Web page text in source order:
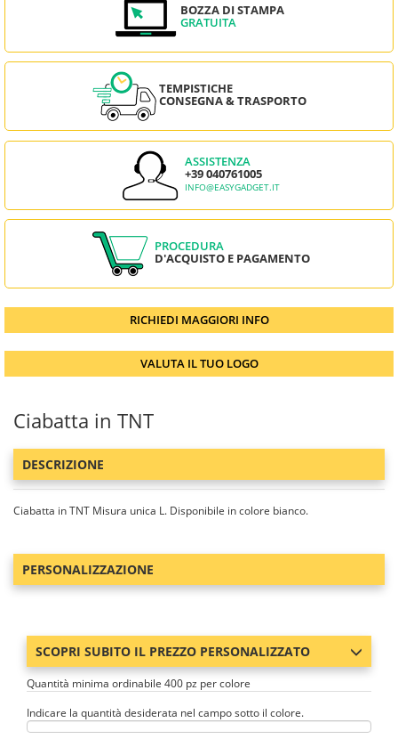
BOZZA DI STAMPA
GRATUITA
TEMPISTICHE
CONSEGNA & TRASPORTO
ASSISTENZA
+39 040761005
INFO@EASYGADGET.IT
PROCEDURA
D'ACQUISTO E PAGAMENTO
RICHIEDI MAGGIORI INFO
VALUTA IL TUO LOGO
Ciabatta in TNT
DESCRIZIONE
Ciabatta in TNT Misura unica L. Disponibile in colore bianco.
PERSONALIZZAZIONE
SCOPRI SUBITO IL PREZZO PERSONALIZZATO
Quantità minima ordinabile 400 pz per colore
Indicare la quantità desiderata nel campo sotto il colore.